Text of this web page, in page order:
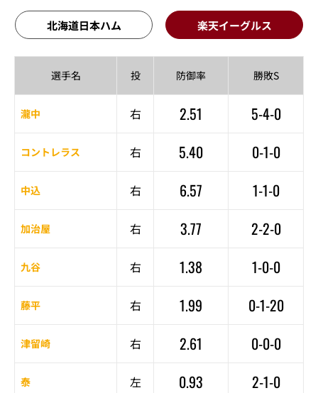
北海道日本ハム 楽天イーグルス
選手名 投 防御率 勝敗S
瀧中 右 2.51 5-4-0
コントレラス 右 5.40 0-1-0
中込 右 6.57 1-1-0
加治屋 右 3.77 2-2-0
九谷 右 1.38 1-0-0
藤平 右 1.99 0-1-20
津留崎 右 2.61 0-0-0
泰 左 0.93 2-1-0